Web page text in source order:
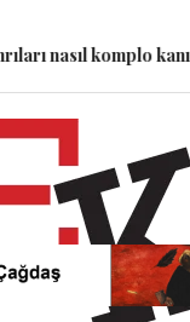
kanıtına dönüştürdü?